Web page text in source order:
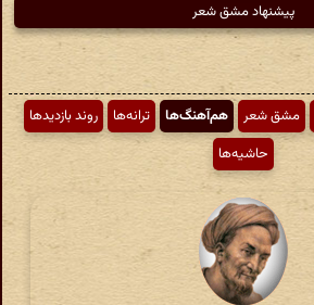
پیشنهاد مشق شعر
مشق شعر هم‌آهنگ‌ها ترانه‌ها
روند بازدیدها
حاشیه‌ها